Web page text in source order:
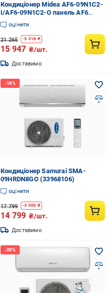
Кондиціонер Midea AF6-09N1C2-
I/AF6-09N1C2-O панель AF6
Forest DC Inverter
оцінити
21 265 -5 318 ₴
15 947 ₴/шт.
Доставимо
Кондиціонер Samurai SMA-
09HRDN8GO (33968106)
оцінити
17 799 -3 000 ₴
14 799 ₴/шт.
Доставимо